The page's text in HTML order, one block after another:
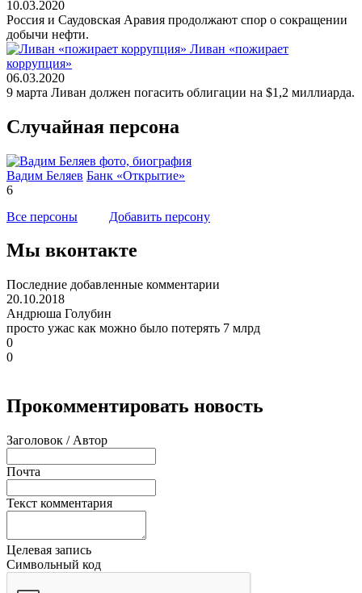
10.03.2020
Россия и Саудовская Аравия продолжают спор о сокращении
добычи нефти.
Ливан «пожирает
коррупция»
06.03.2020
9 марта Ливан должен погасить облигации на $1,2 миллиарда.
Случайная персона
Вадим Беляев Банк «Открытие»
6
Все персоны
Добавить персону
Мы вконтакте
Последние добавленные комментарии
20.10.2018
Андрюша Голубин
просто ужас как можно было потерять 7 млрд
0
0
Прокомментировать новость
Заголовок / Автор
Почта
Текст комментария
Целевая запись
Символьный код